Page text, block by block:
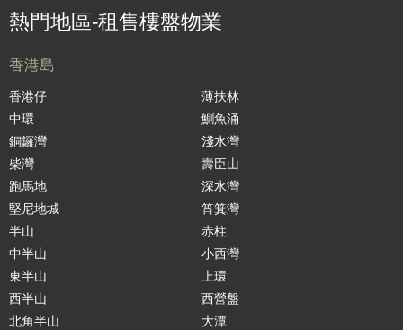
熱門地區-租售樓盤物業
香港島
香港仔
中環
銅鑼灣
柴灣
跑馬地
堅尼地城
半山
中半山
東半山
西半山
北角半山
薄扶林
鰂魚涌
淺水灣
壽臣山
深水灣
筲箕灣
赤柱
小西灣
上環
西營盤
大潭